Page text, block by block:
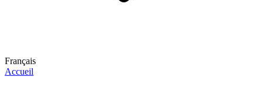
Français
Accueil